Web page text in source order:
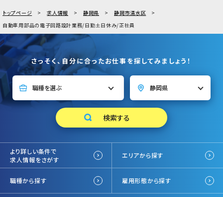
トップページ 求人情報 静岡県
静岡市清水区
自動車用部品の電子回路設計業務/日勤土日休み/正社員
さっそく、自分に合ったお仕事を探してみましょう！
より詳しい条件で
求人情報をさがす
エリアから探す
職種から探す 雇用形態から探す